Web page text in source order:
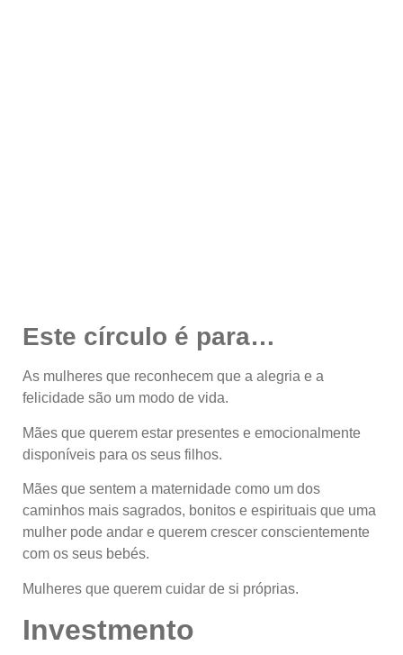
Este círculo é para…
As mulheres que reconhecem que a alegria e a
felicidade são um modo de vida.
Mães que querem estar presentes e emocionalmente
disponíveis para os seus filhos.
Mães que sentem a maternidade como um dos
caminhos mais sagrados, bonitos e espirituais que uma
mulher pode andar e querem crescer conscientemente
com os seus bebés.
Mulheres que querem cuidar de si próprias.
Investmento